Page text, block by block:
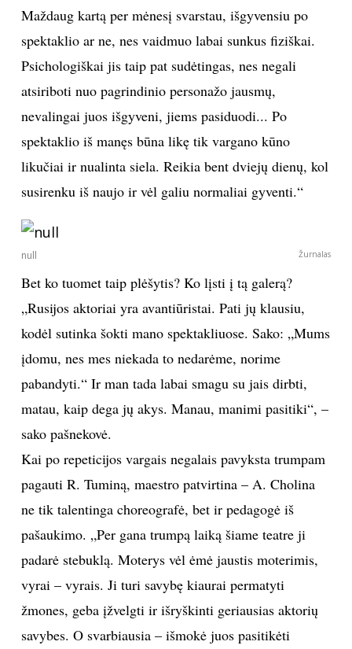
Maždaug kartą per mėnesį svarstau, išgyvensiu po
spektaklio ar ne, nes vaidmuo labai sunkus fiziškai.
Psichologiškai jis taip pat sudėtingas, nes negali
atsiriboti nuo pagrindinio personažo jausmų,
nevalingai juos išgyveni, jiems pasiduodi... Po
spektaklio iš manęs būna likę tik vargano kūno
likučiai ir nualinta siela. Reikia bent dviejų dienų, kol
susirenku iš naujo ir vėl galiu normaliai gyventi.“
null Žurnalas
Bet ko tuomet taip plėšytis? Ko lįsti į tą galerą?
„Rusijos aktoriai yra avantiūristai. Pati jų klausiu,
kodėl sutinka šokti mano spektakliuose. Sako: „Mums
įdomu, nes mes niekada to nedarėme, norime
pabandyti.“ Ir man tada labai smagu su jais dirbti,
matau, kaip dega jų akys. Manau, manimi pasitiki“, –
sako pašnekovė.
Kai po repeticijos vargais negalais pavyksta trumpam
pagauti R. Tuminą, maestro patvirtina – A. Cholina
ne tik talentinga choreografė, bet ir pedagogė iš
pašaukimo. „Per gana trumpą laiką šiame teatre ji
padarė stebuklą. Moterys vėl ėmė jaustis moterimis,
vyrai – vyrais. Ji turi savybę kiaurai permatyti
žmones, geba įžvelgti ir išryškinti geriausias aktorių
savybes. O svarbiausia – išmokė juos pasitikėti